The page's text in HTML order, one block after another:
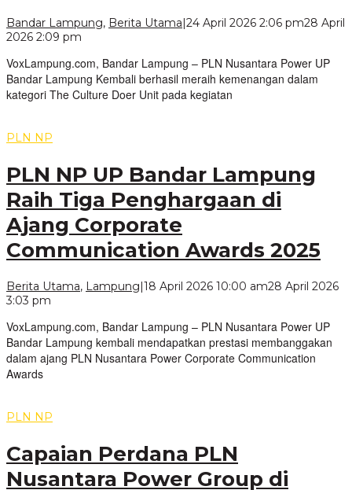
Bandar Lampung, Berita Utama|24 April 2026 2:06 pm28 April
2026 2:09 pm
VoxLampung.com, Bandar Lampung – PLN Nusantara Power UP
Bandar Lampung Kembali berhasil meraih kemenangan dalam
kategori The Culture Doer Unit pada kegiatan
PLN NP
PLN NP UP Bandar Lampung
Raih Tiga Penghargaan di
Ajang Corporate
Communication Awards 2025
Berita Utama, Lampung 18 April 2026 10:00 am28 April 2026
3:03 pm
VoxLampung.com, Bandar Lampung – PLN Nusantara Power UP
Bandar Lampung kembali mendapatkan prestasi membanggakan
dalam ajang PLN Nusantara Power Corporate Communication
Awards
PLN NP
Capaian Perdana PLN
Nusantara Power Group di